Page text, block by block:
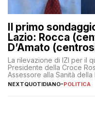
Il primo
Lazio: Rocca
D’Amato
La rilevazione di IZI per il
Presidente della Croce
Assessore alla Sanità
Donatella Bianchi
NEXTQUOTIDIANO-POLITICA